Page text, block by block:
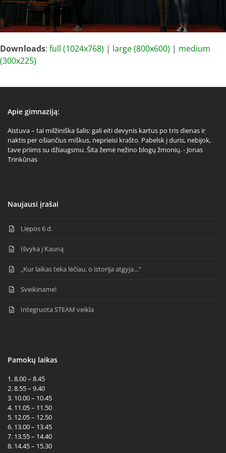
Downloads: full (1024x768) | large (800x600) | medium
(300x225)
Apie gimnaziją:
Aistuva – tai milžiniška šalis: gali eiti devynis kartus po tris dienas ir
naktis per ošiančius miškus, neprieisi krašto. Pabelsk į duris, nebijok,
tave priims su džiaugsmu. Šita žemė nežino blogų žmonių. - Jonas
Trinkūnas
Naujausi įrašai
Liepos 6 d.
Išvyka į Kauną
„Kur laikas teka lėčiau, o istorija atgyja…“
Sveikiname!
Integruota STEAM veikla
Pamokų laikas
1. 8.00 – 8.45
2. 8.55 – 9.40
3. 10.00 – 10.45
4. 11.05 – 11.50
5. 12.05 – 12.50
6. 13.00 – 13.45
7. 13.55 – 14.40
8. 14.45 – 15.30